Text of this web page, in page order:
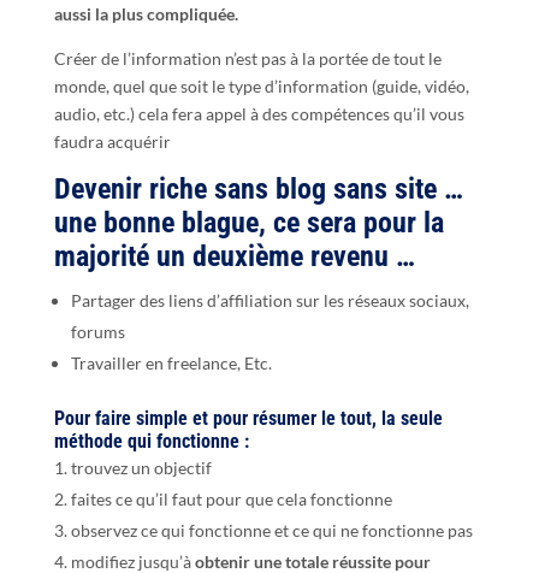
aussi la plus compliquée.
Créer de l’information n’est pas à la portée de tout le
monde, quel que soit le type d’information (guide, vidéo,
audio, etc.) cela fera appel à des compétences qu’il vous
faudra acquérir
Devenir riche sans blog sans site …
une bonne blague, ce sera pour la
majorité un deuxième revenu …
Partager des liens d’affiliation sur les réseaux sociaux,
forums
Travailler en freelance, Etc.
Pour faire simple et pour résumer le tout, la seule
méthode qui fonctionne :
trouvez un objectif
faites ce qu’il faut pour que cela fonctionne
observez ce qui fonctionne et ce qui ne fonctionne pas
modifiez jusqu’àobtenir une totale réussite pour